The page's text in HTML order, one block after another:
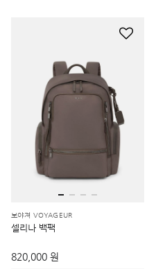
보야져 VOYAGEUR
셀리나 백팩
820,000 원